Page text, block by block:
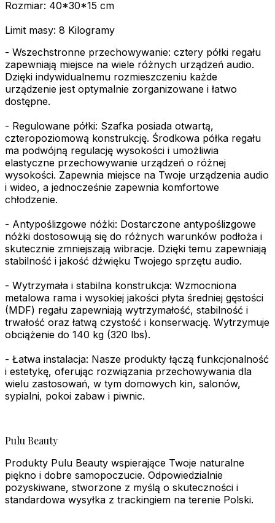
Rozmiar: 40*30*15 cm
Limit masy: 8 Kilogramy
- Wszechstronne przechowywanie: cztery półki regału
zapewniają miejsce na wiele różnych urządzeń audio.
Dzięki indywidualnemu rozmieszczeniu każde
urządzenie jest optymalnie zorganizowane i łatwo
dostępne.
- Regulowane półki: Szafka posiada otwartą,
czteropoziomową konstrukcję. Środkowa półka regału
ma podwójną regulację wysokości i umożliwia
elastyczne przechowywanie urządzeń o różnej
wysokości. Zapewnia miejsce na Twoje urządzenia audio
i wideo, a jednocześnie zapewnia komfortowe
chłodzenie.
- Antypoślizgowe nóżki: Dostarczone antypoślizgowe
nóżki dostosowują się do różnych warunków podłoża i
skutecznie zmniejszają wibracje. Dzięki temu zapewniają
stabilność i jakość dźwięku Twojego sprzętu audio.
- Wytrzymała i stabilna konstrukcja: Wzmocniona
metalowa rama i wysokiej jakości płyta średniej gęstości
(MDF) regału zapewniają wytrzymałość, stabilność i
trwałość oraz łatwą czystość i konserwację. Wytrzymuje
obciążenie do 140 kg (320 lbs).
- Łatwa instalacja: Nasze produkty łączą funkcjonalność
i estetykę, oferując rozwiązania przechowywania dla
wielu zastosowań, w tym domowych kin, salonów,
sypialni, pokoi zabaw i piwnic.
Pulu Beauty
Produkty Pulu Beauty wspierające Twoje naturalne
piękno i dobre samopoczucie. Odpowiedzialnie
pozyskiwane, stworzone z myślą o skuteczności i
standardowa wysyłka z trackingiem na terenie Polski.